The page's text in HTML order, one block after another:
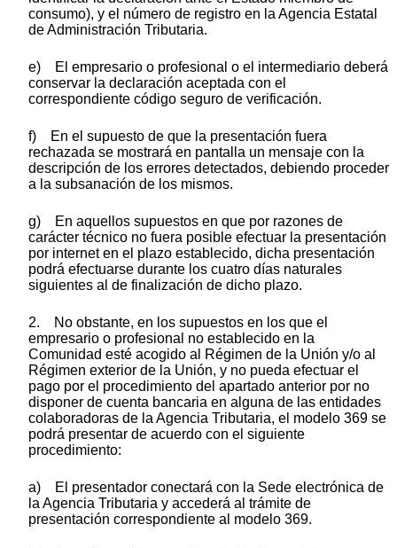
consumo), y el número de registro en la Agencia Estatal
de Administración Tributaria.
e) El empresario o profesional o el intermediario deberá
conservar la declaración aceptada con el
correspondiente código seguro de verificación.
f) En el supuesto de que la presentación fuera
rechazada se mostrará en pantalla un mensaje con la
descripción de los errores detectados, debiendo proceder
a la subsanación de los mismos.
g) En aquellos supuestos en que por razones de
carácter técnico no fuera posible efectuar la presentación
por internet en el plazo establecido, dicha presentación
podrá efectuarse durante los cuatro días naturales
siguientes al de finalización de dicho plazo.
2. No obstante, en los supuestos en los que el
empresario o profesional no establecido en la
Comunidad esté acogido al Régimen de la Unión y/o al
Régimen exterior de la Unión, y no pueda efectuar el
pago por el procedimiento del apartado anterior por no
disponer de cuenta bancaria en alguna de las entidades
colaboradoras de la Agencia Tributaria, el modelo 369 se
podrá presentar de acuerdo con el siguiente
procedimiento:
a) El presentador conectará con la Sede electrónica de
la Agencia Tributaria y accederá al trámite de
presentación correspondiente al modelo 369.